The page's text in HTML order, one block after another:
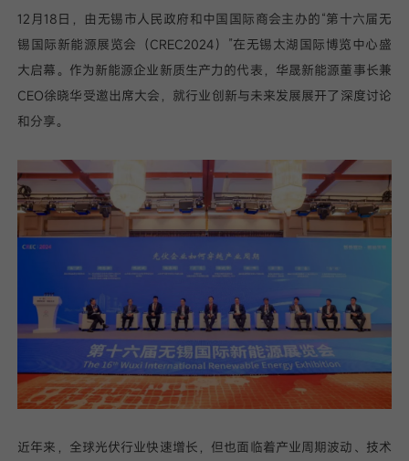
我已阅读并同意
隐私政策
12月18日，由无锡市人民政府和中国国际商会主办的“第十六届无
锡国际新能源展览会（CREC2024）”在无锡太湖国际博览中心盛
大启幕。作为新能源企业新质生产力的代表，华晟新能源董事长兼
CEO徐晓华受邀出席大会，就行业创新与未来发展展开了深度讨论
和分享。
近年来，全球光伏行业快速增长，但也面临着产业周期波动、技术